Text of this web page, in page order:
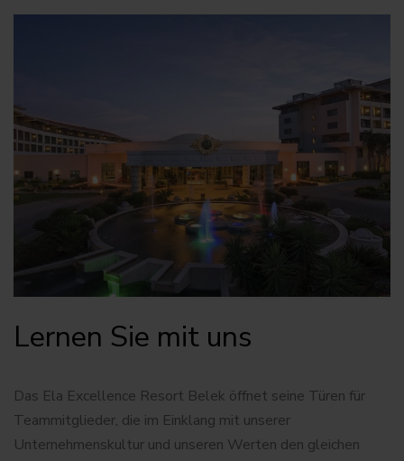
Lernen Sie mit uns
Das Ela Excellence Resort Belek öffnet seine Türen für
Teammitglieder, die im Einklang mit unserer
Unternehmenskultur und unseren Werten den gleichen